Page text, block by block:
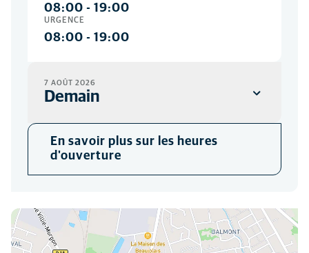
08:00 - 19:00
URGENCE
08:00 - 19:00
7 AOÛT 2026
Demain
08:00-19:00
URGENCE
08:00-19:00
En savoir plus sur les heures
d'ouverture
Vous pouvez nous trouver ici